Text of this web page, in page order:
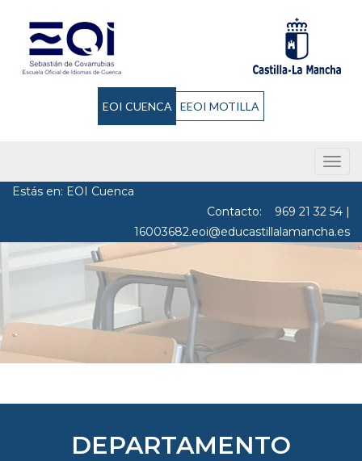
EOI CUENCA EEOI MOTILLA
Estás en: EOI Cuenca
Contacto: 969 21 32 54 |
16003682.eoi@educastillalamancha.es
DEPARTAMENTO